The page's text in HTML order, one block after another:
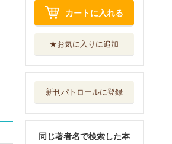
カートに入れる
★お気に入りに追加
新刊パトロールに登録
同じ著者名で検索した本
ＣＤ 発達障害の
子に「ちゃんと...
子育てに迷ったと
大和書房
子どもの心が見え